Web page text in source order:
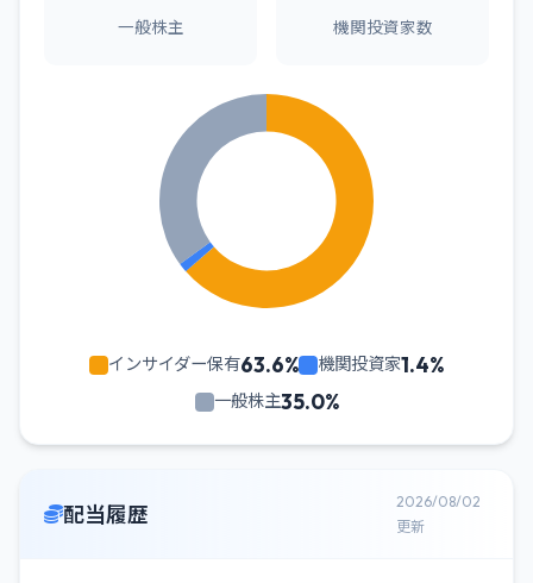
一般株主 機関投資家数
インサイダー保有63.6% 機関投資家1.4%
一般株主35.0%
配当履歴
2026/08/02
更新